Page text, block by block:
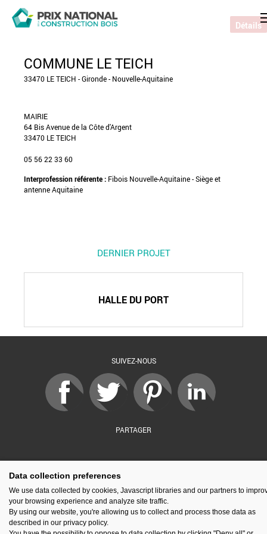
COMMUNE LE TEICH
33470 LE TEICH - Gironde - Nouvelle-Aquitaine
MAIRIE
64 Bis Avenue de la Côte d'Argent
33470 LE TEICH
05 56 22 33 60
Interprofession référente : Fibois Nouvelle-Aquitaine - Siège et
antenne Aquitaine
DERNIER PROJET
HALLE DU PORT
Détails
SUIVEZ-NOUS
PARTAGER
par : Financé par :
Espace presse Kit de communication Contact Mentions légales
Data collection preferences
We use data collected by cookies, Javascript libraries and our partners to
your browsing experience and analyze site traffic.
By using our website, you're allowing us to collect and process those data as
described in our privacy policy.